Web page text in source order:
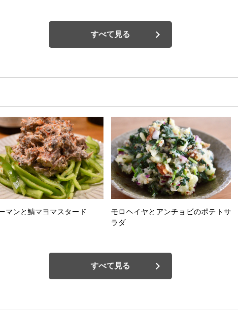
すべて見る
マンと鯖マヨマスタード
モロヘイヤとアンチョビのポテトサ
ラダ
すべて見る